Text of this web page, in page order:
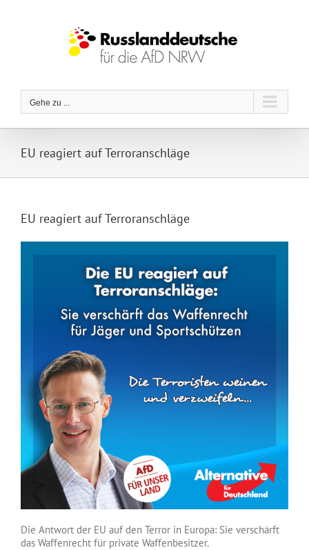
Gehe zu ...
EU reagiert auf Terroranschläge
EU reagiert auf Terroranschläge
Die Antwort der EU auf den Terror in Europa: Sie verschärft
das Waffenrecht für private Waffenbesitzer.